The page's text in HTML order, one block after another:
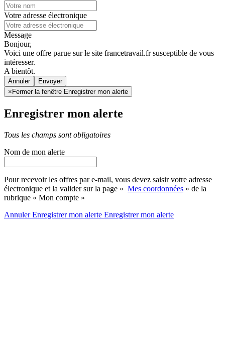
Votre adresse électronique
Message
Bonjour,
Voici une offre parue sur le site francetravail.fr susceptible de vous
intéresser.
A bientôt.
Annuler
× Fermer la fenêtre Enregistrer mon alerte
Enregistrer mon alerte
Tous les champs sont obligatoires
Nom de mon alerte
Pour recevoir les offres par e-mail, vous devez saisir votre adresse
électronique et la valider sur la page « Mes coordonnées » de la
rubrique « Mon compte »
AnnulerEnregistrer mon alerte Enregistrermon alerte